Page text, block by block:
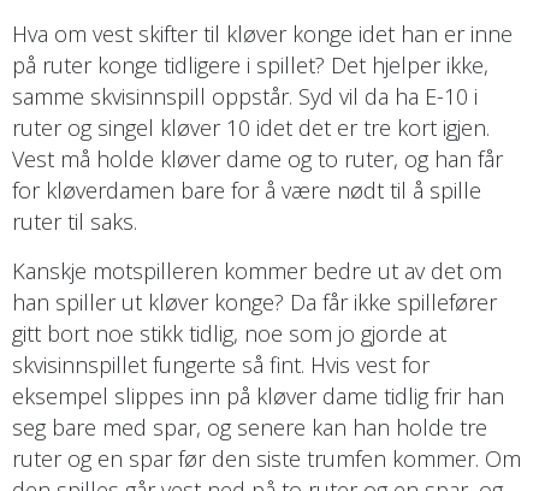
Hva om vest skifter til kløver konge idet han er inne
på ruter konge tidligere i spillet? Det hjelper ikke,
samme skvisinnspill oppstår. Syd vil da ha E-10 i
ruter og singel kløver 10 idet det er tre kort igjen.
Vest må holde kløver dame og to ruter, og han får
for kløverdamen bare for å være nødt til å spille
ruter til saks.
Kanskje motspilleren kommer bedre ut av det om
han spiller ut kløver konge? Da får ikke spillefører
gitt bort noe stikk tidlig, noe som jo gjorde at
skvisinnspillet fungerte så fint. Hvis vest for
eksempel slippes inn på kløver dame tidlig frir han
seg bare med spar, og senere kan han holde tre
ruter og en spar før den siste trumfen kommer. Om